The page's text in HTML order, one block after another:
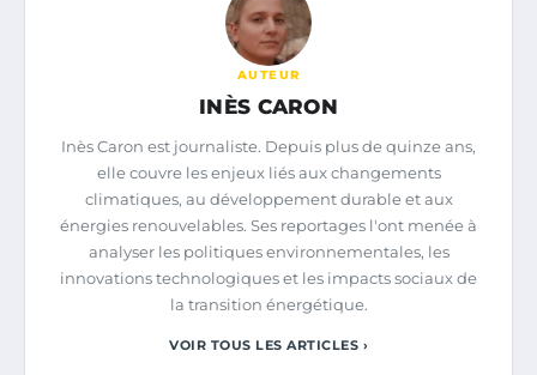
AUTEUR
INÈS CARON
Inès Caron est journaliste. Depuis plus de quinze ans,
elle couvre les enjeux liés aux changements
climatiques, au développement durable et aux
énergies renouvelables. Ses reportages l'ont menée à
analyser les politiques environnementales, les
innovations technologiques et les impacts sociaux de
la transition énergétique.
VOIR TOUS LES ARTICLES ›